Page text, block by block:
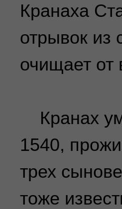
Кранаха
отрывок из
очищает от
Кранах
1540,
трех
тоже